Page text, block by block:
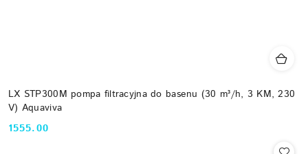
LX STP300M pompa filtracyjna do basenu (30 m³/h, 3 KM, 230
V) Aquaviva
Cena:
1555.00